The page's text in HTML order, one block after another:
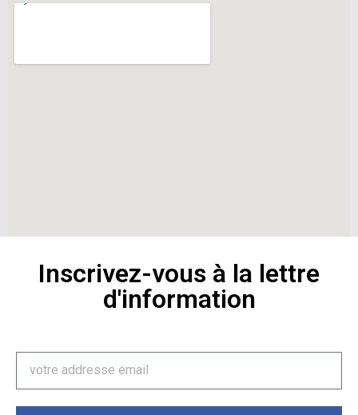
Inscrivez-vous à la lettre
d'information